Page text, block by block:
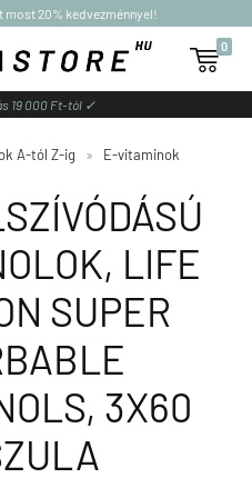
most 20% kedvezménnyel!

0
19 000 Ft-tól ✓
A-tól Z-ig » E-vitaminok
LIFE
SUPER
3X60